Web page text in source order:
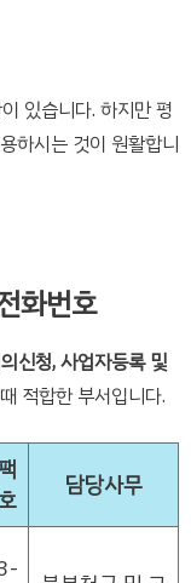
있습니다. 하지만 평
하시는 것이 원활합니
화번호
신청, 사업자등록 및
적합한 부서입니다.
담당사무